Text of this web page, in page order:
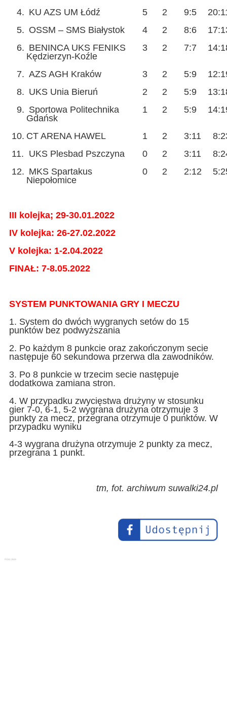
4. KU AZS UM Łódź 5 2 9:5
5. OSSM – SMS Białystok 4 2 8:6
6. BENINCA UKS FENIKS
Kędzierzyn-Koźle
3 2 7:7
7. AZS AGH Kraków 3 2 5:9
8. UKS Unia Bieruń 2 2 5:9
9. Sportowa Politechnika
Gdańsk
1 2 5:9
10. CT ARENA HAWEL 1 2 3:11
11. UKS Plesbad Pszczyna 0 2 3:11
12. MKS Spartakus
Niepołomice
0 2 2:12
III kolejka; 29-30.01.2022
IV kolejka: 26-27.02.2022
V kolejka: 1-2.04.2022
FINAŁ: 7-8.05.2022
SYSTEM PUNKTOWANIA GRY I MECZU
1. System do dwóch wygranych setów do 15
punktów bez podwyższania
2. Po każdym 8 punkcie oraz zakończonym secie
następuje 60 sekundowa przerwa dla zawodników.
3. Po 8 punkcie w trzecim secie następuje
dodatkowa zamiana stron.
4. W przypadku zwycięstwa drużyny w stosunku
gier 7-0, 6-1, 5-2 wygrana drużyna otrzymuje 3
punkty za mecz, przegrana otrzymuje 0 punktów. W
przypadku wyniku
4-3 wygrana drużyna otrzymuje 2 punkty za mecz,
przegrana 1 punkt.
tm, fot. archiwum suwalki24.pl